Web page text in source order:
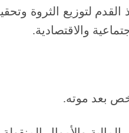
لتوزيع الثروة
والاقتصادية.
بعد موته.